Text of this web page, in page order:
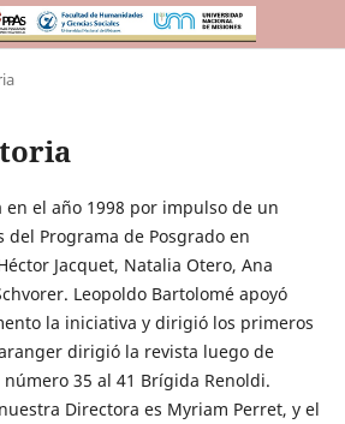
el año 1998 por impulso de un
del Programa de Posgrado en
Jacquet, Natalia Otero, Ana
. Leopoldo Bartolomé apoyó
la iniciativa y dirigió los primeros
dirigió la revista luego de
número 35 al 41 Brígida Renoldi.
Directora es Myriam Perret, y el